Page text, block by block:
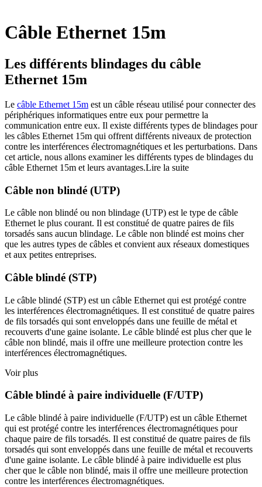
Câble Ethernet 15m
Les différents blindages du câble
Ethernet 15m
Le câble Ethernet 15m est un câble réseau utilisé pour connecter des
périphériques informatiques entre eux pour permettre la
communication entre eux. Il existe différents types de blindages pour
les câbles Ethernet 15m qui offrent différents niveaux de protection
contre les interférences électromagnétiques et les perturbations. Dans
cet article, nous allons examiner les différents types de blindages du
câble Ethernet 15m et leurs avantages.Lire la suite
Câble non blindé (UTP)
Le câble non blindé ou non blindage (UTP) est le type de câble
Ethernet le plus courant. Il est constitué de quatre paires de fils
torsadés sans aucun blindage. Le câble non blindé est moins cher
que les autres types de câbles et convient aux réseaux domestiques
et aux petites entreprises.
Câble blindé (STP)
Le câble blindé (STP) est un câble Ethernet qui est protégé contre
les interférences électromagnétiques. Il est constitué de quatre paires
de fils torsadés qui sont enveloppés dans une feuille de métal et
recouverts d'une gaine isolante. Le câble blindé est plus cher que le
câble non blindé, mais il offre une meilleure protection contre les
interférences électromagnétiques.
Voir plus
Câble blindé à paire individuelle (F/UTP)
Le câble blindé à paire individuelle (F/UTP) est un câble Ethernet
qui est protégé contre les interférences électromagnétiques pour
chaque paire de fils torsadés. Il est constitué de quatre paires de fils
torsadés qui sont enveloppés dans une feuille de métal et recouverts
d'une gaine isolante. Le câble blindé à paire individuelle est plus
cher que le câble non blindé, mais il offre une meilleure protection
contre les interférences électromagnétiques.